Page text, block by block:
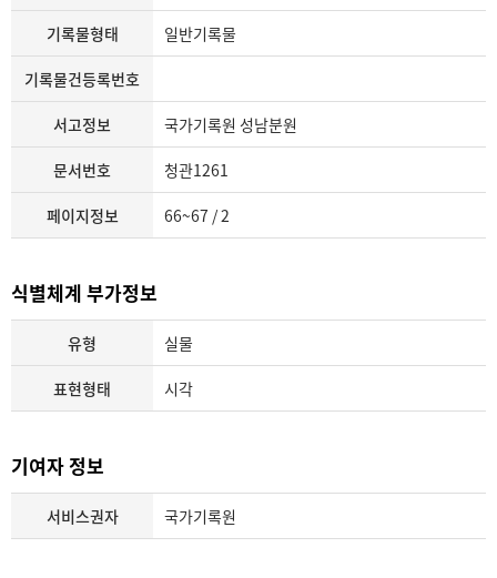
기록물형태 일반기록물
기록물건등록번호
서고정보 국가기록원 성남분원
문서번호 청관1261
페이지정보 66~67 / 2
식별체계 부가정보
유형 실물
표현형태 시각
기여자 정보
서비스권자 국가기록원